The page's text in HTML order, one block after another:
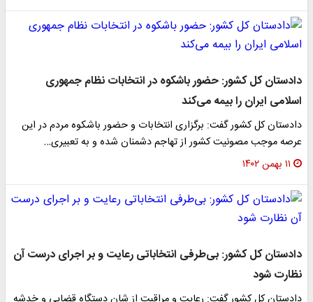
دادستان کل کشور: حضور باشکوه در انتخابات نظام جمهوری
اسلامی ایران را بیمه می‌کند
دادستان کل کشور گفت: برگزاری انتخابات و حضور باشکوه مردم در این
عرصه موجب مصونیت کشور از تهاجم دشمنان شده و به تعبیری…
۱۱ بهمن ۱۴۰۲
دادستان کل کشور: بی‌طرفی انتخاباتی رعایت و بر اجرای درست آن
نظارت شود